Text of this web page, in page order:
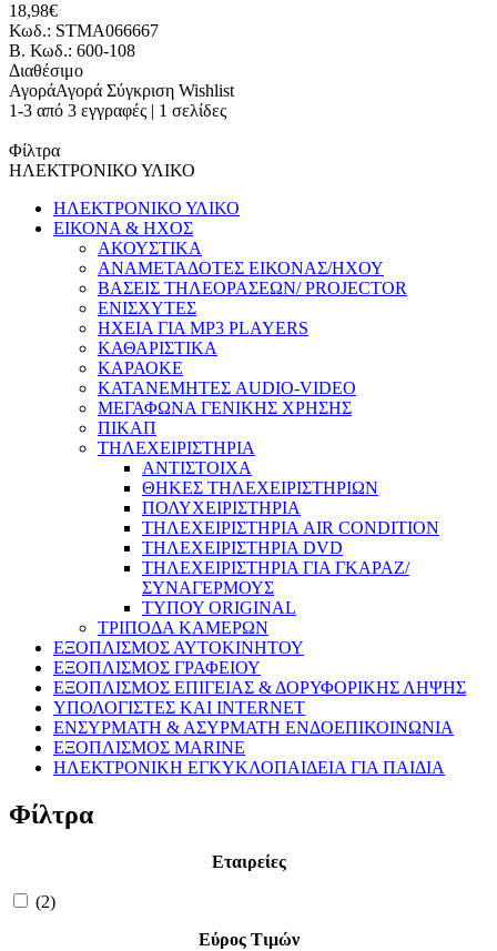
18,98€
Κωδ.: STMA066667
B. Κωδ.: 600-108
Διαθέσιμο
ΑγοράΑγορά Σύγκριση Wishlist
1-3 από 3 εγγραφές | 1 σελίδες
Φίλτρα
ΗΛΕΚΤΡΟΝΙΚΟ ΥΛΙΚΟ
ΗΛΕΚΤΡΟΝΙΚΟ ΥΛΙΚΟ
ΕΙΚΟΝΑ & ΗΧΟΣ
ΑΚΟΥΣΤΙΚΑ
ΑΝΑΜΕΤΑΔΟΤΕΣ ΕΙΚΟΝΑΣ/ΗΧΟΥ
ΒΑΣΕΙΣ ΤΗΛΕOΡΑΣΕΩΝ/ PROJECTOR
ΕΝΙΣΧΥΤΕΣ
ΗΧΕΙΑ ΓΙΑ MP3 PLAYERS
ΚΑΘΑΡΙΣΤΙΚΑ
ΚΑΡΑΟΚΕ
ΚΑΤΑΝΕΜΗΤΕΣ AUDIO-VIDEO
ΜΕΓΑΦΩΝΑ ΓΕΝΙΚΗΣ ΧΡΗΣΗΣ
ΠΙΚΑΠ
ΤΗΛΕΧΕΙΡΙΣΤΗΡΙΑ
ΑΝΤΙΣΤΟΙΧΑ
ΘΗΚΕΣ ΤΗΛΕΧΕΙΡΙΣΤΗΡΙΩΝ
ΠΟΛΥΧΕΙΡΙΣΤΗΡΙΑ
ΤΗΛΕΧΕΙΡΙΣΤΗΡΙΑ AIR CONDITION
ΤΗΛΕΧΕΙΡΙΣΤΗΡΙΑ DVD
ΤΗΛΕΧΕΙΡΙΣΤΗΡΙΑ ΓΙΑ ΓΚΑΡΑΖ/
ΣΥΝΑΓΕΡΜΟΥΣ
ΤΥΠΟΥ ORIGINAL
ΤΡΙΠΟΔΑ ΚΑΜΕΡΩΝ
ΕΞΟΠΛΙΣΜΟΣ ΑΥΤΟΚΙΝΗΤΟΥ
ΕΞΟΠΛΙΣΜΟΣ ΓΡΑΦΕΙΟΥ
ΕΞΟΠΛΙΣΜΟΣ ΕΠΙΓΕΙΑΣ & ΔΟΡΥΦΟΡΙΚΗΣ ΛΗΨΗΣ
ΥΠΟΛΟΓΙΣΤΕΣ ΚΑΙ INTERNET
ΕΝΣΥΡΜΑΤΗ & ΑΣΥΡΜΑΤΗ ΕΝΔΟΕΠΙΚΟΙΝΩΝΙΑ
ΕΞΟΠΛΙΣΜΟΣ MARINE
ΗΛΕΚΤΡΟΝΙΚΗ ΕΓΚΥΚΛΟΠΑΙΔΕΙΑ ΓΙΑ ΠΑΙΔΙΑ
Φίλτρα
Εταιρείες
(2)
Εύρος Τιμών